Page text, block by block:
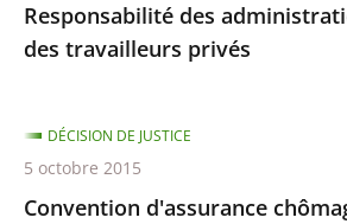
Responsabilité des
des travailleurs privés
Convention d'assurance
DÉCISION DE JUSTICE
5 octobre 2015